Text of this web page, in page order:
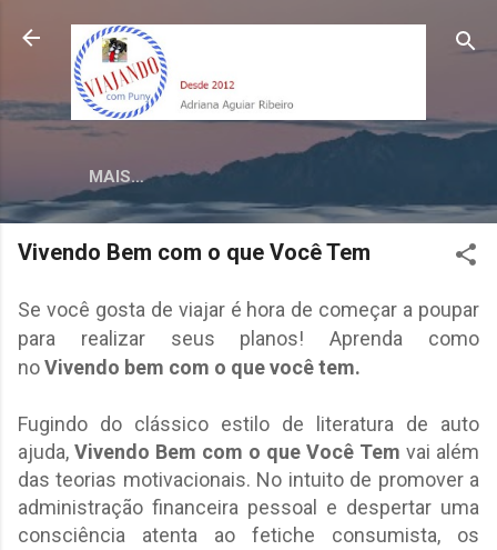
Pular para o conteúdo principal
MAIS…
Vivendo Bem com o que Você Tem
Se você gosta de viajar é hora de começar a poupar
para realizar seus planos! Aprenda como
noVivendo bem com o que você tem.
Fugindo do clássico estilo de literatura de auto
ajuda, Vivendo Bem com o que Você Tem vai além
das teorias motivacionais. No intuito de promover a
administração financeira pessoal e despertar uma
consciência atenta ao fetiche consumista, os